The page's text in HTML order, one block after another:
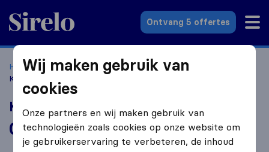
Sirelo.nl
Ontvang 5 offertes
Home Verhuisbedrijven
Verhuisbedrijven Roosendaal
Koerierplatform
Koerierplatform
0,0 gebaseerd op0
Sirelo en Google reviews
i
Wij maken gebruik van
cookies
Onze partners en wij maken gebruik van
technologieën zoals cookies op onze website om
je gebruikerservaring te verbeteren, de inhoud